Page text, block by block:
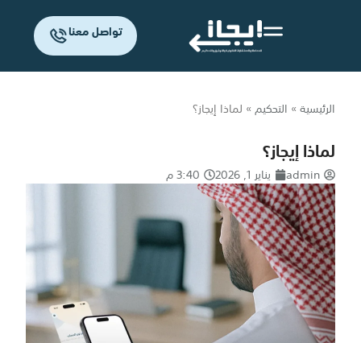
تواصل معنا
الرئيسية» التحكيم» لماذا إيجاز؟
لماذا إيجاز؟
admin يناير 1, 2026 3:40 م